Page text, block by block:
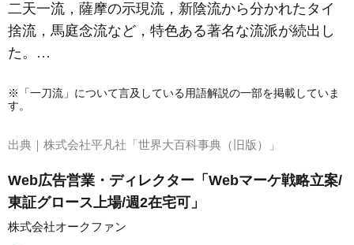
二天一流，薩摩の示現流 ，新陰流から分かれたタイ
捨流，馬庭念流など，特色ある著名な流派が続出し
た。…
※「一刀流」について言及している用語解説の一部を掲載していま
す。
出典｜ 株式会社平凡社「世界大百科事典（旧版）」
Web広告営業・ディレクター「Webマーケ戦略立案/
東証グロース上場/週2在宅可」
株式会社オークファン